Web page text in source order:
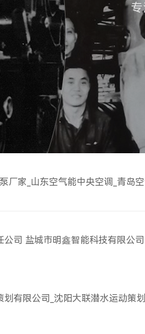
厂家_山东空气能中央空调_青岛
公司 盐城市明鑫智能科技有限公司
有限公司_沈阳大联潜水运动策